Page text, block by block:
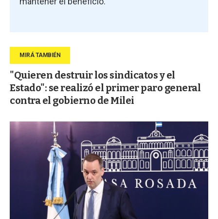
"Quieren destruir los sindicatos y el
Estado": se realizó el primer paro general
contra el gobierno de Milei